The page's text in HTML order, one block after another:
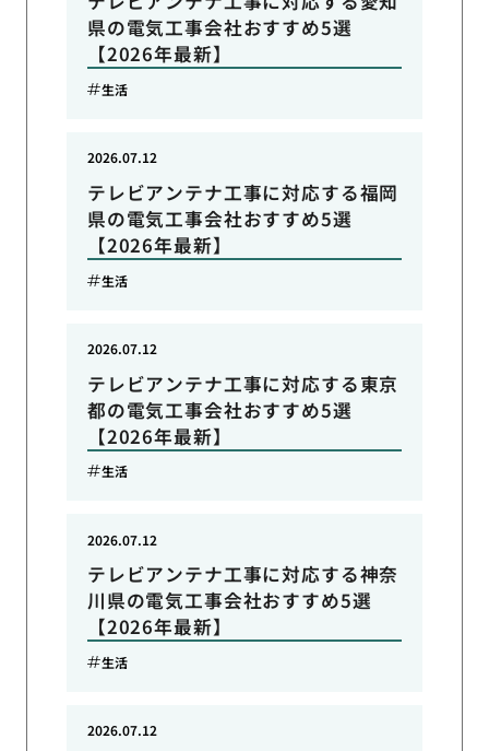
県の電気工事会社おすすめ5選
【2026年最新】
生活
テレビアンテナ工事に対応する福岡
県の電気工事会社おすすめ5選
【2026年最新】
2026.07.12
生活
テレビアンテナ工事に対応する東京
都の電気工事会社おすすめ5選
【2026年最新】
2026.07.12
生活
テレビアンテナ工事に対応する神奈
川県の電気工事会社おすすめ5選
【2026年最新】
2026.07.12
生活
2026.07.12